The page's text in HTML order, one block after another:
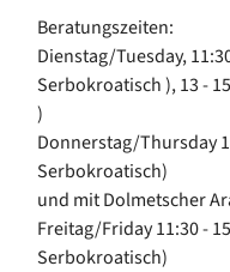
Beratungszeiten:
Dienstag/Tuesday,
Serbokroatisch ), 13 -
)
Donnerstag/Thursday
Serbokroatisch)
und mit Dolmetscher
Freitag/Friday 11:30 -
Serbokroatisch)